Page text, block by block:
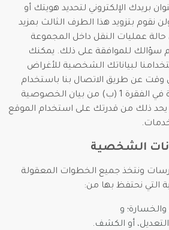
بريدك الإلكتروني لتحديد هويتك أو
نقوم بتزويد هذا الطرف الثالث بمزيد
عمليات النقل داخل المجموعة
سؤالك للموافقة على ذلك. يمكنك
لبياناتك الشخصية للأغراض
وقت عن طريق الاتصال بنا باستخدام
معلومات الاتصال الواردة في الفقرة 1 (ب) من بيان الخصوصية
يحد ذلك من قدرتك على استخدام الموقع
الشخصية
ونتخذ جميع الخطوات المعقولة
التي نحتفظ بها من:
و
أو الكشف.